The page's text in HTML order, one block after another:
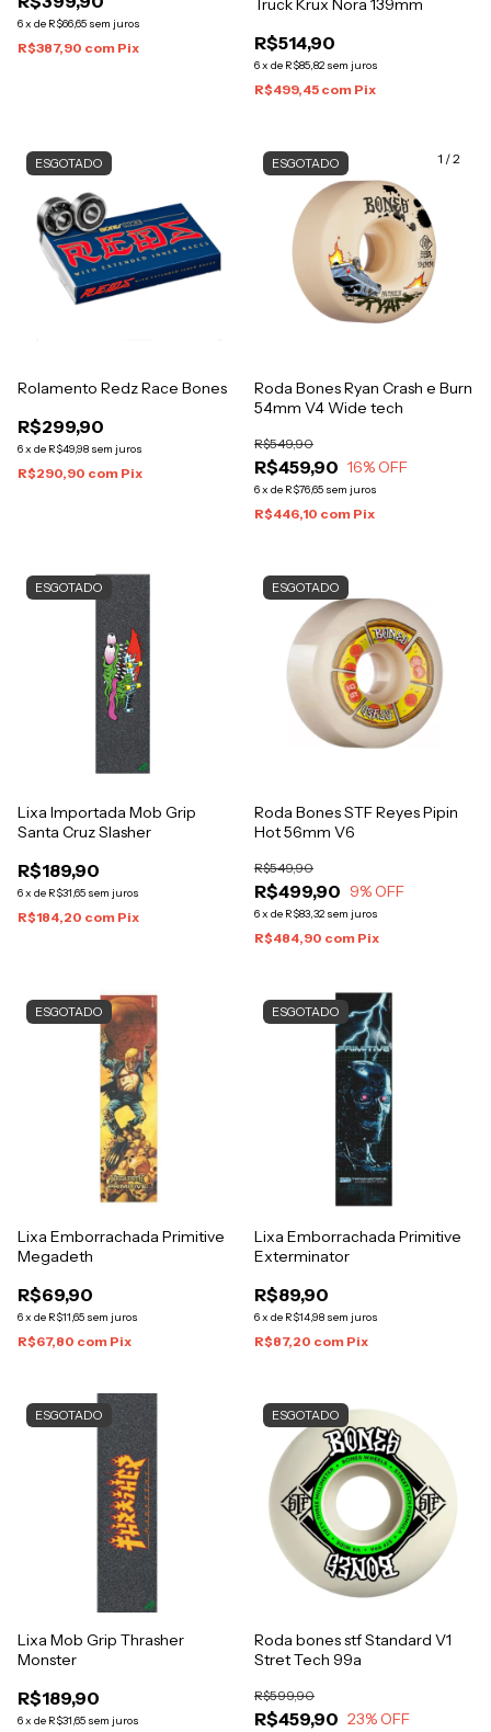
6x de R$66,65 sem juros
R$387,90 com Pix
Truck Krux Nora 139mm
R$514,90
6x de R$85,82 sem juros
R$499,45 com Pix
ESGOTADO
Rolamento Redz Race Bones
R$299,90
6x de R$49,98 sem juros
R$290,90 com Pix
1 /2
ESGOTADO
Roda Bones Ryan Crash e Burn
54mm V4 Wide tech
R$459,90
R$549,90
16% OFF
6x de R$76,65 sem juros
R$446,10 com Pix
ESGOTADO
Lixa Importada Mob Grip
Santa Cruz Slasher
R$189,90
6x de R$31,65 sem juros
R$184,20 com Pix
ESGOTADO
Roda Bones STF Reyes Pipin
Hot 56mm V6
R$499,90
R$549,90
9% OFF
6x de R$83,32 sem juros
R$484,90 com Pix
ESGOTADO
Lixa Emborrachada Primitive
Megadeth
R$69,90
6x de R$11,65 sem juros
R$67,80 com Pix
ESGOTADO
Lixa Emborrachada Primitive
Exterminator
R$89,90
6x de R$14,98 sem juros
R$87,20 com Pix
ESGOTADO
Lixa Mob Grip Thrasher
Monster
R$189,90
6x de R$31,65 sem juros
ESGOTADO
Roda bones stf Standard V1
Stret Tech 99a
R$459,90
R$599,90
23% OFF